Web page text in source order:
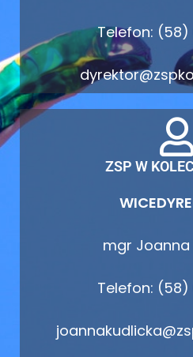
Telefon: (58)
ZSP W
mgr Joanna
Telefon: (58)